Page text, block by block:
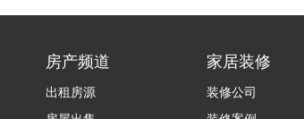
房产频道
出租房源
家居装修
装修公司